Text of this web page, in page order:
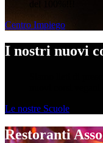
Centro Impiego
I nostri nuovi
Le nostre Scuole
Restoranti